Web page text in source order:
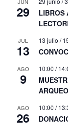
29
LIBROS
JUL
13
13 julio /
AGO
9
10:00 /
AGO
26
10:00 /